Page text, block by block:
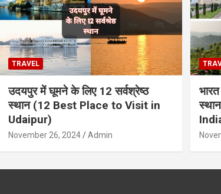
TRAVEL
उदयपुर में घूमने के लिए 12 सर्वश्रेष्ठ
स्थान (12 Best Place to Visit in
Udaipur)
November 26, 2024 Admin